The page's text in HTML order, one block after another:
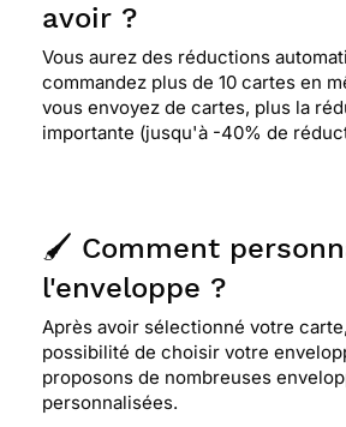
avoir ?
Vous aurez des réductions
commandez plus de 10 cartes en
vous envoyez de cartes, plus la
importante (jusqu'à -40% de
🖌️ Comment
l'enveloppe ?
Après avoir sélectionné votre
possibilité de choisir votre
proposons de nombreuses
personnalisées.